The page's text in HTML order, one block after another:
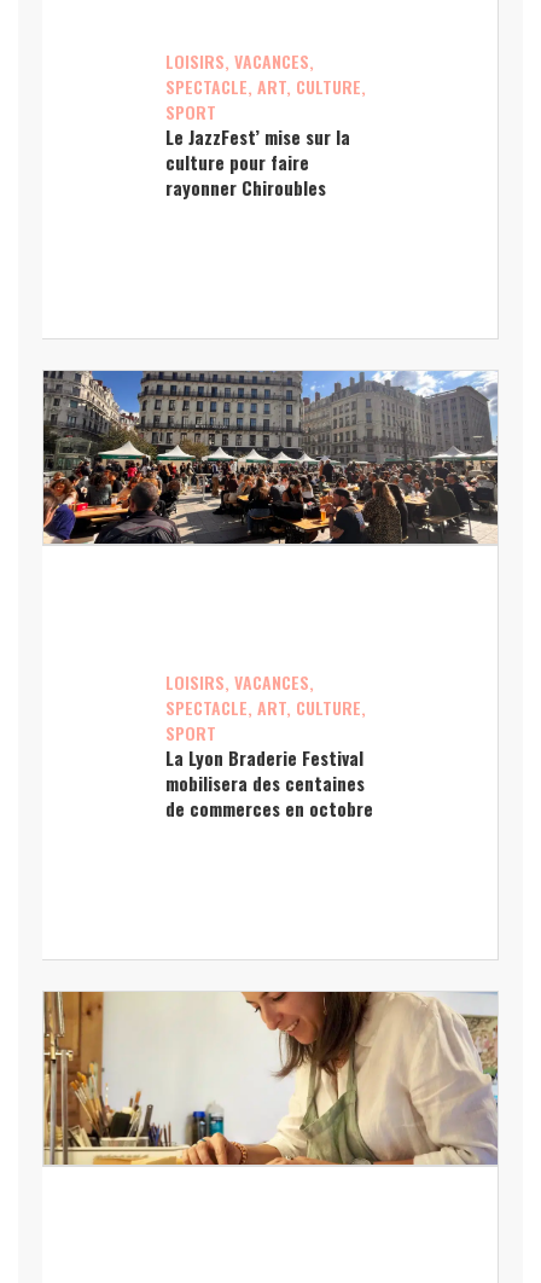
LOISIRS, VACANCES,
SPECTACLE, ART, CULTURE,
SPORT
Le JazzFest’ mise sur la
culture pour faire
rayonner Chiroubles
LOISIRS, VACANCES,
SPECTACLE, ART, CULTURE,
SPORT
La Lyon Braderie Festival
mobilisera des centaines
de commerces en octobre